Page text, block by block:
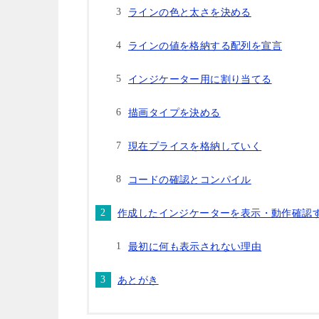
ラインの色と太さを決める
ラインの値を格納する配列を宣言
インジケーター用に割り当てる
描画タイプを決める
現在プライスを格納していく
コードの確認とコンパイル
作成したインジケーターを表示・動作確認
最初に何も表示されない理由
あとがき